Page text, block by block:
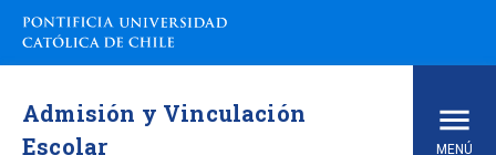
Admisión y Vinculación
Escolar
MENÚ